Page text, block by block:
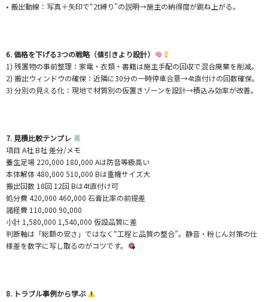
• 搬出動線：写真＋矢印で“2t縛り”の説明→施主の納得度が跳ね上がる。
6. 価格を下げる3つの戦略（値引きより設計）
1) 残置物の事前整理：家電・衣類・書籍は施主手配の回収で混合廃棄を削減。
2) 搬出ウィンドウの確保：近隣に30分の一時停車合意→4t直付けの回数確保。
3) 分別の見える化：現地で材質別の仮置きゾーンを設計→積込み効率が改善。
7. 見積比較テンプレ
項目 A社 B社 差分/メモ
養生足場 220,000 180,000 Aは防音等級高い
本体解体 480,000 510,000 Bは重機サイズ大
搬出回数 18回 12回 Bは4t直付け可
処分費 420,000 460,000 石膏比率の前提差
諸経費 110,000 90,000
小計 1,580,000 1,540,000 仮設品質に差
判断軸は「総額の安さ」ではなく“工程と品質の整合”。静音・粉じん対策の仕
様差を数字に写し取るのがコツです。
8. トラブル事例から学ぶ